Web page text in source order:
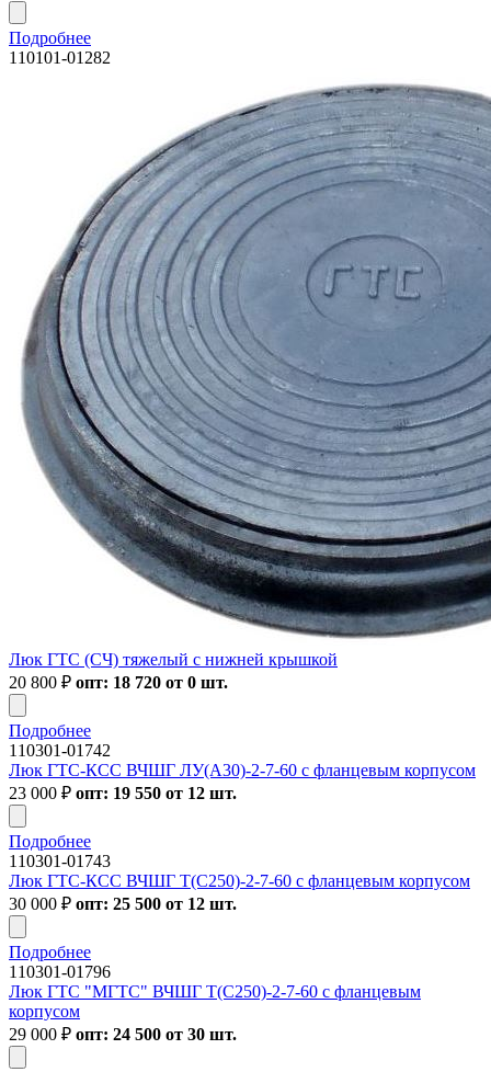
Подробнее
110101-01282
Люк ГТС (СЧ) тяжелый с нижней крышкой
20 800 ₽ опт: 18 720 от 0 шт.
Подробнее
110301-01742
Люк ГТС-КСС ВЧШГ ЛУ(А30)-2-7-60 с фланцевым корпусом
23 000 ₽ опт: 19 550 от 12 шт.
Подробнее
110301-01743
Люк ГТС-КСС ВЧШГ Т(С250)-2-7-60 с фланцевым корпусом
30 000 ₽ опт: 25 500 от 12 шт.
Подробнее
110301-01796
Люк ГТС "МГТС" ВЧШГ Т(С250)-2-7-60 с фланцевым
корпусом
29 000 ₽ опт: 24 500 от 30 шт.